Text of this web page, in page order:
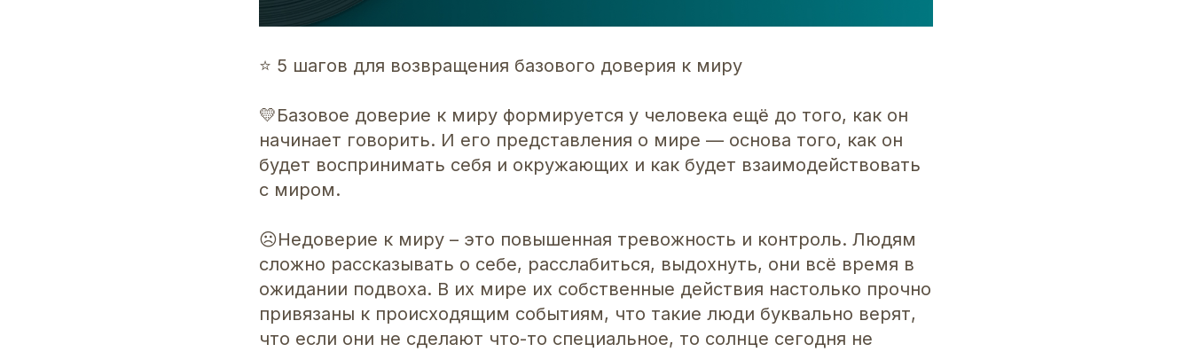
⭐️ 5 шагов для возвращения базового доверия к миру
💛Базовое доверие к миру формируется у человека ещё до того, как он
начинает говорить. И его представления о мире — основа того, как он
будет воспринимать себя и окружающих и как будет взаимодействовать
с миром.
☹️Недоверие к миру – это повышенная тревожность и контроль. Людям
сложно рассказывать о себе, расслабиться, выдохнуть, они всё время в
ожидании подвоха. В их мире их собственные действия настолько прочно
привязаны к происходящим событиям, что такие люди буквально верят,
что если они не сделают что-то специальное, то солнце сегодня не